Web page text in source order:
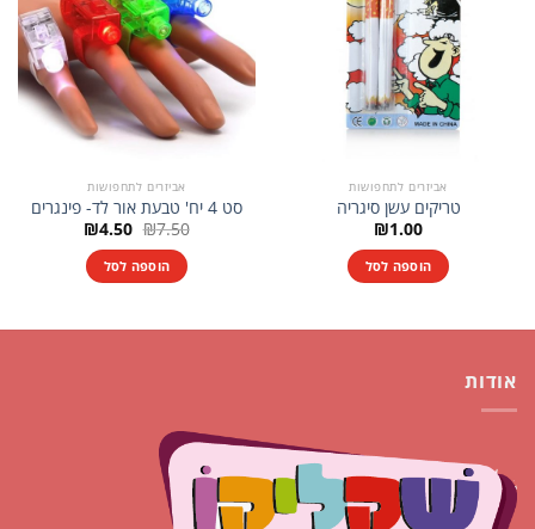
אביזרים לתחפושות
טריקים עשן סיגריה
₪1.00
הוספה לסל
אביזרים לתחפושות
סט 4 יח' טבעת אור לד- פינגרים
₪7.50 המחיר
היה:
₪7.50.
₪4.50 המחיר
הוספה לסל
אודות